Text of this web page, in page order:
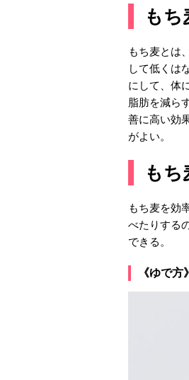
もち
もち麦とは
して低くは
にして、体
脂肪を減ら
善に高い効
がよい。
もち
もち麦を効
べたりする
できる。
《ゆで方》